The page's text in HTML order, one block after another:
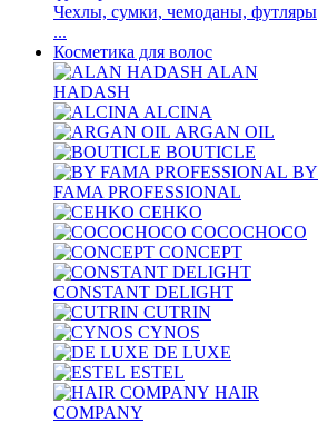
Чехлы, сумки, чемоданы, футляры
...
Косметика для волос
ALAN
HADASH
ALCINA
ARGAN OIL
BOUTICLE
BY
FAMA PROFESSIONAL
CEHKO
COCOCHOCO
CONCEPT
CONSTANT DELIGHT
CUTRIN
CYNOS
DE LUXE
ESTEL
HAIR
COMPANY